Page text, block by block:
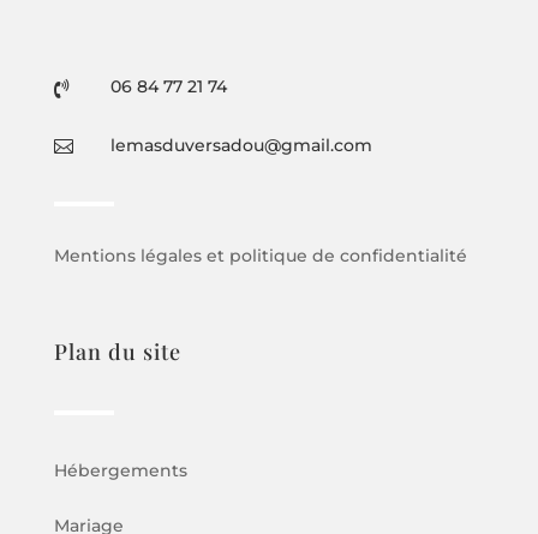
 06 84 77 21 74
 lemasduversadou@gmail.com
Mentions légales et politique de confidentialité
Plan du site
Hébergements
Mariage